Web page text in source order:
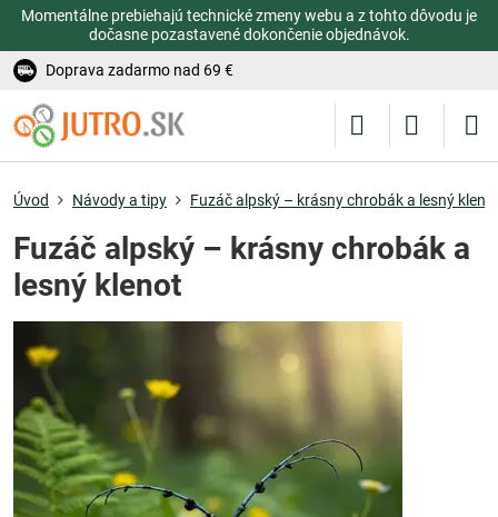
Momentálne prebiehajú technické zmeny webu a z tohto dôvodu je
dočasne pozastavené dokončenie objednávok.
Doprava zadarmo nad 69 €
Úvod Návody a tipy Fuzáč alpský – krásny chrobák a lesný
Fuzáč alpský – krásny chrobák a
lesný klenot